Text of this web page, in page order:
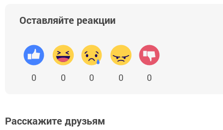
Оставляйте реакции
0 0 0 0 0
Расскажите друзьям